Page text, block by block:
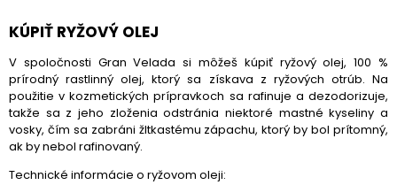
KÚPIŤ RYŽOVÝ OLEJ
V spoločnosti Gran Velada si môžeš kúpiť ryžový olej, 100 %
prírodný rastlinný olej, ktorý sa získava z ryžových otrúb. Na
použitie v kozmetických prípravkoch sa rafinuje a dezodorizuje,
takže sa z jeho zloženia odstránia niektoré mastné kyseliny a
vosky, čím sa zabráni žltkastému zápachu, ktorý by bol prítomný,
ak by nebol rafinovaný.
Technické informácie o ryžovom oleji: